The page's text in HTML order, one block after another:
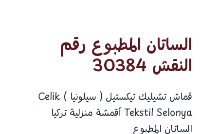
الساتان المطبوع رقم
النقش 30384
قماش تشيليك تيكستيل ( سيلونيا ) Celik
Tekstil Selonya أقمشة منزلية تركيا
الساتان المطبوع